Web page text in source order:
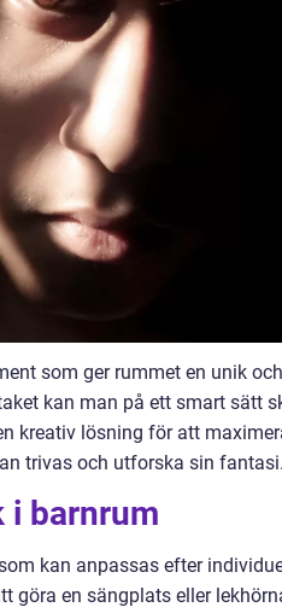
som ger rummet en unik
kan man på ett smart sätt
kreativ lösning för att
trivas och utforska sin fantasi.
i barnrum
kan anpassas efter
göra en sängplats eller